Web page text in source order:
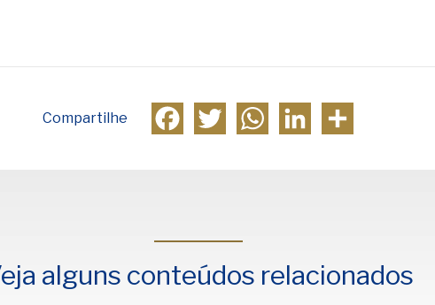
Compartilhe Facebook
TwitterWhatsApp
LinkedInCompartilhar
alguns conteúdos relacionados